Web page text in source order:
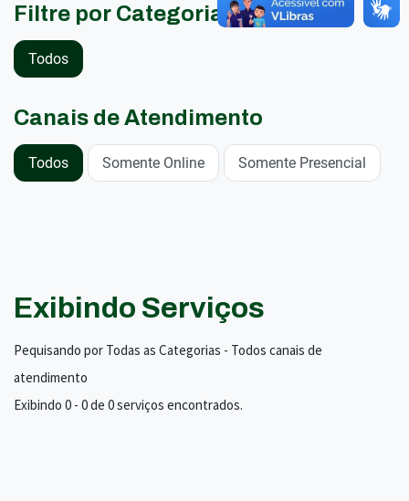
Filtre por Categorias
Todos
Canais de Atendimento
Todos Somente Online Somente Presencial
Exibindo Serviços
Pequisando por Todas as Categorias - Todos canais de
atendimento
Exibindo 0 - 0 de 0 serviços encontrados.